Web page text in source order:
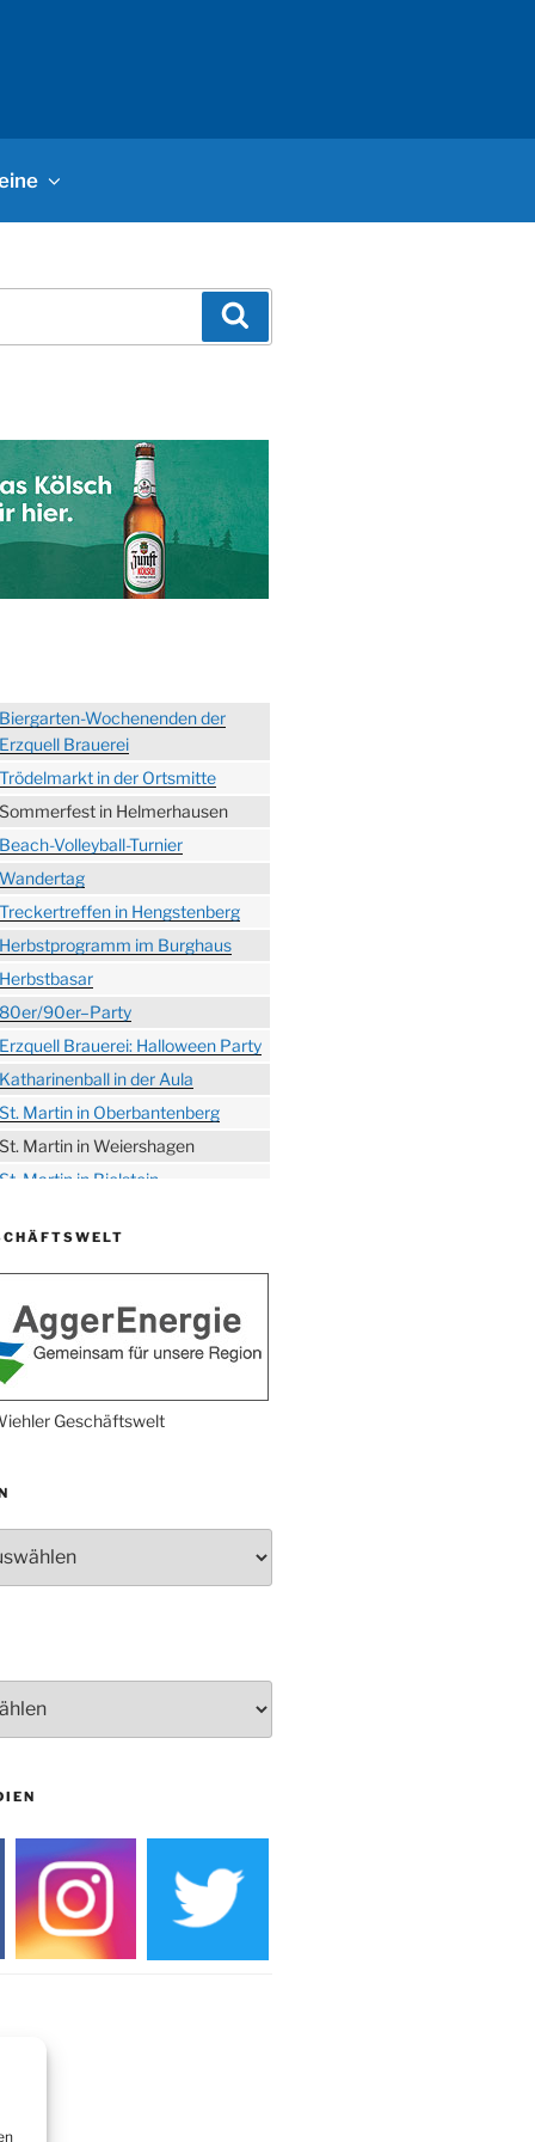
Wochenenden der
Brauerei
in der Ortsmitte
in Helmerhausen
Volleyball-Turnier
in Hengstenberg
im Burghaus
90er–Party
Brauerei: Halloween Party
in der Aula
Martin in Oberbantenberg
Martin in Weiershagen
Martin in Bielstein
der Tollitäten
Bielsteiner Männerchor
am Ehrenmal
an der
Kirche
Frauenchor
im Ev. Gemeindehaus
Burghaus
rund um die
Geschäftswelt